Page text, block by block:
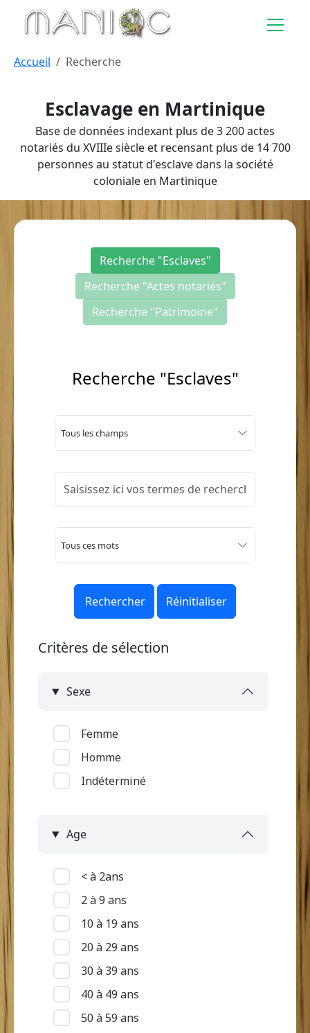
Aller au contenu principal
Esclavage en Martinique
Base de données indexant plus de 3 200 actes
notariés du XVIIIe siècle et recensant plus de 14 700
personnes au statut d'esclave dans la société
coloniale en Martinique
Accueil Recherche
Recherche "Esclaves"
Recherche "Actes notariés"
Recherche "Patrimoine"
Recherche "Esclaves"
Tous les champs
Tous ces mots
Critères de sélection
Sexe
Femme
Homme
Indéterminé
Age
< à 2ans
2 à 9 ans
10 à 19 ans
20 à 29 ans
30 à 39 ans
40 à 49 ans
50 à 59 ans